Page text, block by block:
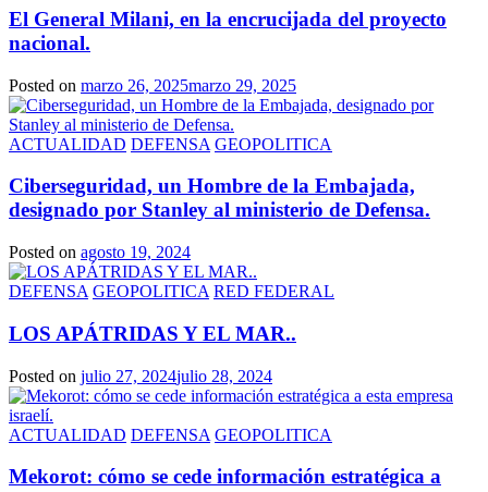
El General Milani, en la encrucijada del proyecto
nacional.
Posted on marzo 26, 2025marzo 29, 2025
ACTUALIDAD DEFENSA GEOPOLITICA
Ciberseguridad, un Hombre de la Embajada,
designado por Stanley al ministerio de Defensa.
Posted on agosto 19, 2024
DEFENSA GEOPOLITICA RED FEDERAL
LOS APÁTRIDAS Y EL MAR..
Posted on julio 27, 2024julio 28, 2024
ACTUALIDAD DEFENSA GEOPOLITICA
Mekorot: cómo se cede información estratégica a